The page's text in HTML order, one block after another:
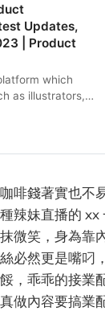
Updates,
| Product
which
as illustrators,
fans of their
啡錢著實也不
辣妹直播的 xx
微笑，身為靠
必然更是嘴叼
，乖乖的接業
做內容要搞業